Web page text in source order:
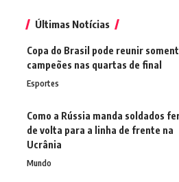
Últimas Notícias
Copa do Brasil pode reunir
campeões nas quartas de final
Esportes
Como a Rússia manda soldados
de volta para a linha de frente na
Ucrânia
Mundo